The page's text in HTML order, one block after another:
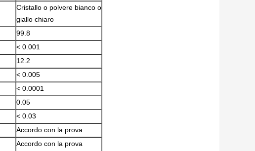
Cristallo o polvere bianco o
giallo chiaro
99.8
< 0.001
12.2
< 0.005
< 0.0001
0.05
< 0.03
Accordo con la prova
Accordo con la prova